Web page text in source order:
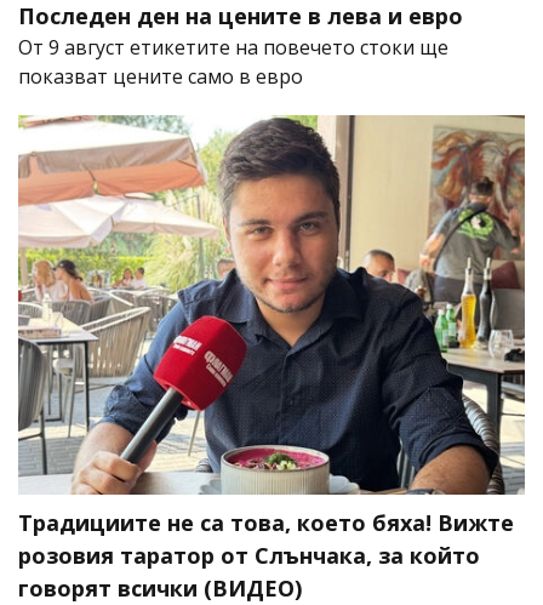
Последен ден на цените в лева и евро
От 9 август етикетите на повечето стоки ще
показват цените само в евро
Традициите не са това, което бяха! Вижте
розовия таратор от Слънчака, за който
говорят всички (ВИДЕО)